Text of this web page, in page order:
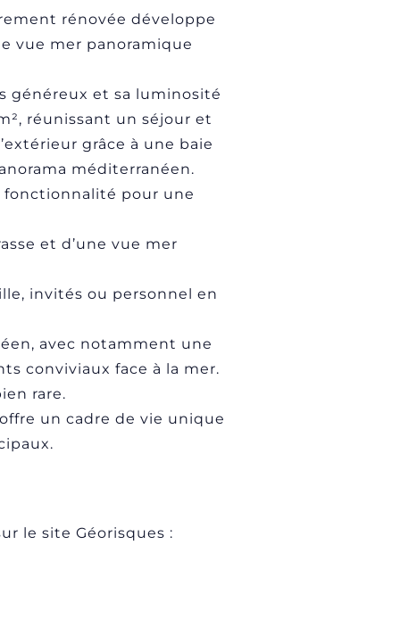
rénovée développe
vue mer panoramique
généreux et sa luminosité
réunissant un séjour et
grâce à une baie
méditerranéen.
fonctionnalité pour une
et d’une vue mer
invités ou personnel en
avec notamment une
conviviaux face à la mer.
rare.
un cadre de vie unique
le site Géorisques :